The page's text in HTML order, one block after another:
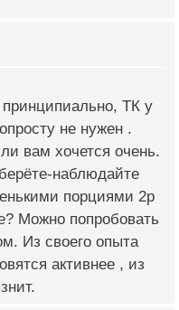
ТК у
не нужен .
вам хочется очень.
наблюдайте
порциями 2р
Можно попробовать
Из своего опыта
активнее , из